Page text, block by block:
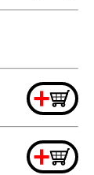
puede pedir
+
+